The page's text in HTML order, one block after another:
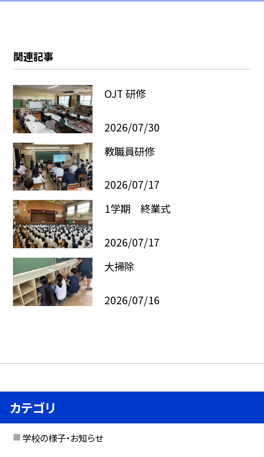
関連記事
OJT 研修
2026/07/30
教職員研修
2026/07/17
1学期 終業式
2026/07/17
大掃除
2026/07/16
カテゴリ
学校の様子・お知らせ